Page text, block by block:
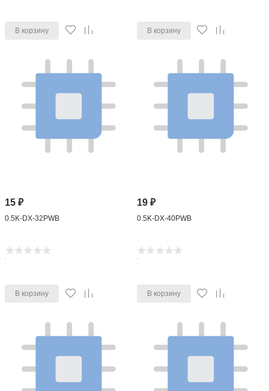
В корзину В корзину
15₽
0.5K-DX-32PWB
В корзину
19 ₽
0.5K-DX-40PWB
В корзину